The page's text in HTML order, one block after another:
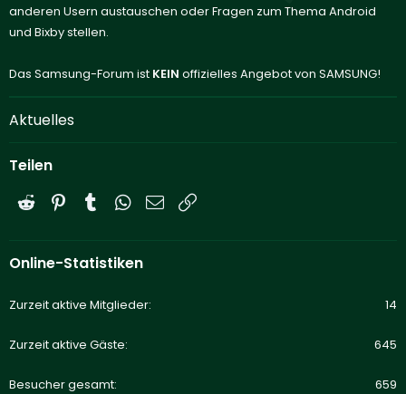
anderen Usern austauschen oder Fragen zum Thema Android
und Bixby stellen.
Das Samsung-Forum ist KEIN offizielles Angebot von SAMSUNG!
Aktuelles
Teilen
Reddit PinterestTumblrWhatsApp
E-Mail
Online-Statistiken
Zurzeit aktive Mitglieder 14
Zurzeit aktive Gäste 645
Besucher gesamt 659